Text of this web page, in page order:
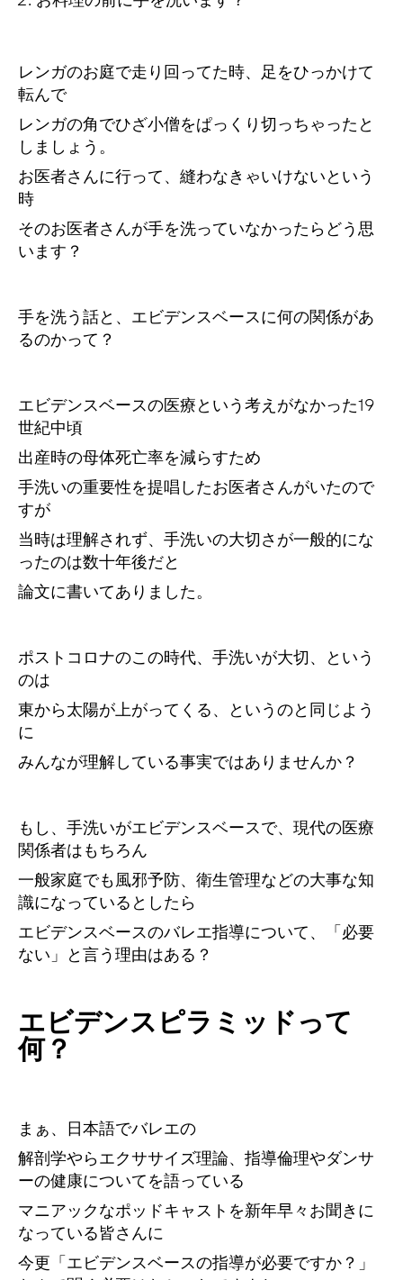
レンガのお庭で走り回ってた時、足をひっかけて
転んで
レンガの角でひざ小僧をぱっくり切っちゃったと
しましょう。
お医者さんに行って、縫わなきゃいけないという
時
そのお医者さんが手を洗っていなかったらどう思
います？
手を洗う話と、エビデンスベースに何の関係があ
るのかって？
エビデンスベースの医療という考えがなかった19
世紀中頃
出産時の母体死亡率を減らすため
手洗いの重要性を提唱したお医者さんがいたので
すが
当時は理解されず、手洗いの大切さが一般的にな
ったのは数十年後だと
論文に書いてありました。
ポストコロナのこの時代、手洗いが大切、という
のは
東から太陽が上がってくる、というのと同じよう
に
みんなが理解している事実ではありませんか？
もし、手洗いがエビデンスベースで、現代の医療
関係者はもちろん
一般家庭でも風邪予防、衛生管理などの大事な知
識になっているとしたら
エビデンスベースのバレエ指導について、「必要
ない」と言う理由はある？
エビデンスピラミッドって
何？
まぁ、日本語でバレエの
解剖学やらエクササイズ理論、指導倫理やダンサ
ーの健康についてを語っている
マニアックなポッドキャストを新年早々お聞きに
なっている皆さんに
今更「エビデンスベースの指導が必要ですか？」